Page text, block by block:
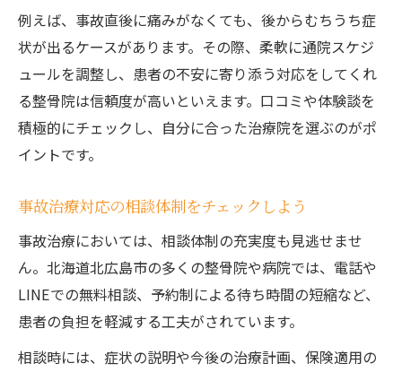
例えば、事故直後に痛みがなくても、後からむちうち症
状が出るケースがあります。その際、柔軟に通院スケジ
ュールを調整し、患者の不安に寄り添う対応をしてくれ
る整骨院は信頼度が高いといえます。口コミや体験談を
積極的にチェックし、自分に合った治療院を選ぶのがポ
イントです。
事故治療対応の相談体制をチェックしよう
事故治療においては、相談体制の充実度も見逃せませ
ん。北海道北広島市の多くの整骨院や病院では、電話や
LINEでの無料相談、予約制による待ち時間の短縮など、
患者の負担を軽減する工夫がされています。
相談時には、症状の説明や今後の治療計画、保険適用の